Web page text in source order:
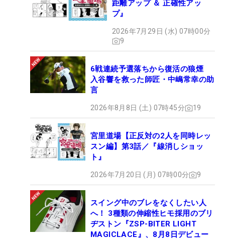
距離アップ ＆ 正確性アッ
プ』
2026年7月29日 (水) 07時00分
9
6戦連続予選落ちから復活の狼煙
入谷響を救った師匠・中嶋常幸の助
言
2026年8月8日 (土) 07時45分 19
宮里道場【正反対の2人を同時レッ
スン編】第3話／『線消しショッ
ト』
2026年7月20日 (月) 07時00分 9
スイング中のブレをなくしたい人
へ！ 3種類の伸縮性ヒモ採用のブリ
ヂストン『ZSP-BITER LIGHT
MAGICLACE』、8月8日デビュー